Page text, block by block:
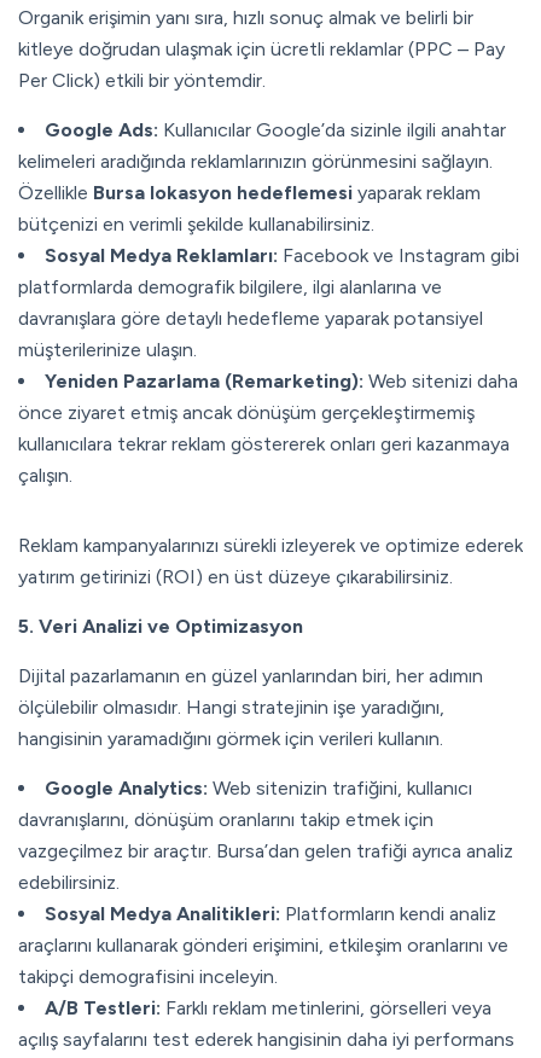
Organik erişimin yanı sıra, hızlı sonuç almak ve belirli bir
kitleye doğrudan ulaşmak için ücretli reklamlar (PPC – Pay
Per Click) etkili bir yöntemdir.
Google Ads: Kullanıcılar Google’da sizinle ilgili anahtar
kelimeleri aradığında reklamlarınızın görünmesini sağlayın.
Özellikle Bursa lokasyon hedeflemesi yaparak reklam
bütçenizi en verimli şekilde kullanabilirsiniz.
Sosyal Medya Reklamları: Facebook ve Instagram gibi
platformlarda demografik bilgilere, ilgi alanlarına ve
davranışlara göre detaylı hedefleme yaparak potansiyel
müşterilerinize ulaşın.
Yeniden Pazarlama (Remarketing): Web sitenizi daha
önce ziyaret etmiş ancak dönüşüm gerçekleştirmemiş
kullanıcılara tekrar reklam göstererek onları geri kazanmaya
çalışın.
Reklam kampanyalarınızı sürekli izleyerek ve optimize ederek
yatırım getirinizi (ROI) en üst düzeye çıkarabilirsiniz.
5. Veri Analizi ve Optimizasyon
Dijital pazarlamanın en güzel yanlarından biri, her adımın
ölçülebilir olmasıdır. Hangi stratejinin işe yaradığını,
hangisinin yaramadığını görmek için verileri kullanın.
Google Analytics: Web sitenizin trafiğini, kullanıcı
davranışlarını, dönüşüm oranlarını takip etmek için
vazgeçilmez bir araçtır. Bursa’dan gelen trafiği ayrıca analiz
edebilirsiniz.
Sosyal Medya Analitikleri: Platformların kendi analiz
araçlarını kullanarak gönderi erişimini, etkileşim oranlarını ve
takipçi demografisini inceleyin.
A/B Testleri: Farklı reklam metinlerini, görselleri veya
açılış sayfalarını test ederek hangisinin daha iyi performans